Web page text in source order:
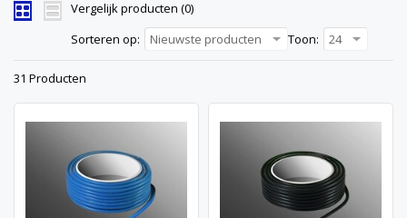
Vergelijk producten (0)
Sorteren op:
Nieuwste producten Toon: 24
31 Producten